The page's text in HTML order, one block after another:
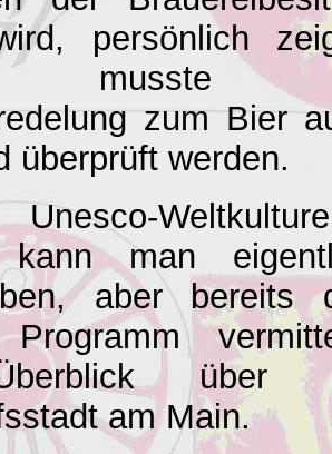
persönlich
musste
zum Bier
überprüft werden.
kann man
aber bereits
über
am Main.